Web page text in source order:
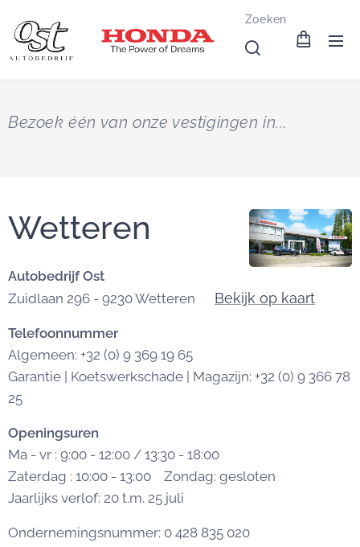
Zoeken
Bezoek één van onze vestigingen in...
Wetteren
Autobedrijf Ost
Zuidlaan 296 - 9230 Wetteren Bekijk op kaart
Telefoonnummer
Algemeen: +32 (0) 9 369 19 65
Garantie | Koetswerkschade | Magazijn: +32 (0) 9 366 78
25
Openingsuren
Ma - vr : 9:00 - 12:00 / 13:30 - 18:00
Zaterdag : 10:00 - 13:00 Zondag: gesloten
Jaarlijks verlof: 20 t.m. 25 juli
Ondernemingsnummer: 0 428 835 020